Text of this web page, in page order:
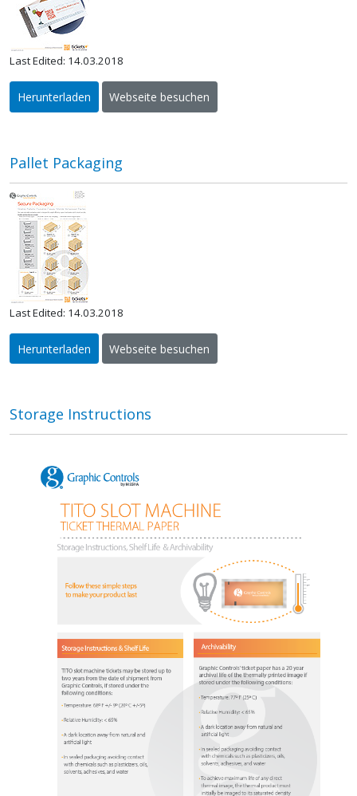
Last Edited: 14.03.2018
Herunterladen Webseite besuchen
Pallet Packaging
Last Edited: 14.03.2018
Herunterladen Webseite besuchen
Storage Instructions